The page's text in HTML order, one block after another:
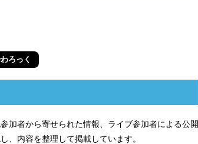
ろっく
加者から寄せられた情報、ライブ参加者による公開
、内容を整理して掲載しています。